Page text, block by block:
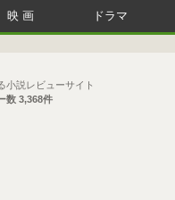
映画 ドラマ
小説レビューサイト
数 3,368件